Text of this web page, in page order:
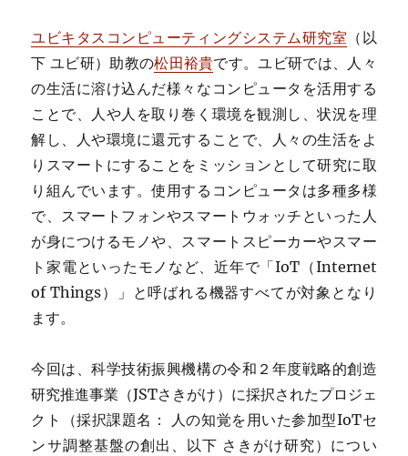
ユビキタスコンピューティングシステム研究室 （以
下 ユビ研）助教の松田裕貴です。ユビ研では、人々
の生活に溶け込んだ様々なコンピュータを活用する
ことで、人や人を取り巻く環境を観測し、状況を理
解し、人や環境に還元することで、人々の生活をよ
りスマートにすることをミッションとして研究に取
り組んでいます。使用するコンピュータは多種多様
で、スマートフォンやスマートウォッチといった人
が身につけるモノや、スマートスピーカーやスマー
ト家電といったモノなど、近年で「IoT（Internet
of Things）」と呼ばれる機器すべてが対象となり
ます。
今回は、科学技術振興機構の令和２年度戦略的創造
研究推進事業（JSTさきがけ）に採択されたプロジェ
クト（採択課題名： 人の知覚を用いた参加型IoTセ
ンサ調整基盤の創出、以下 さきがけ研究）につい